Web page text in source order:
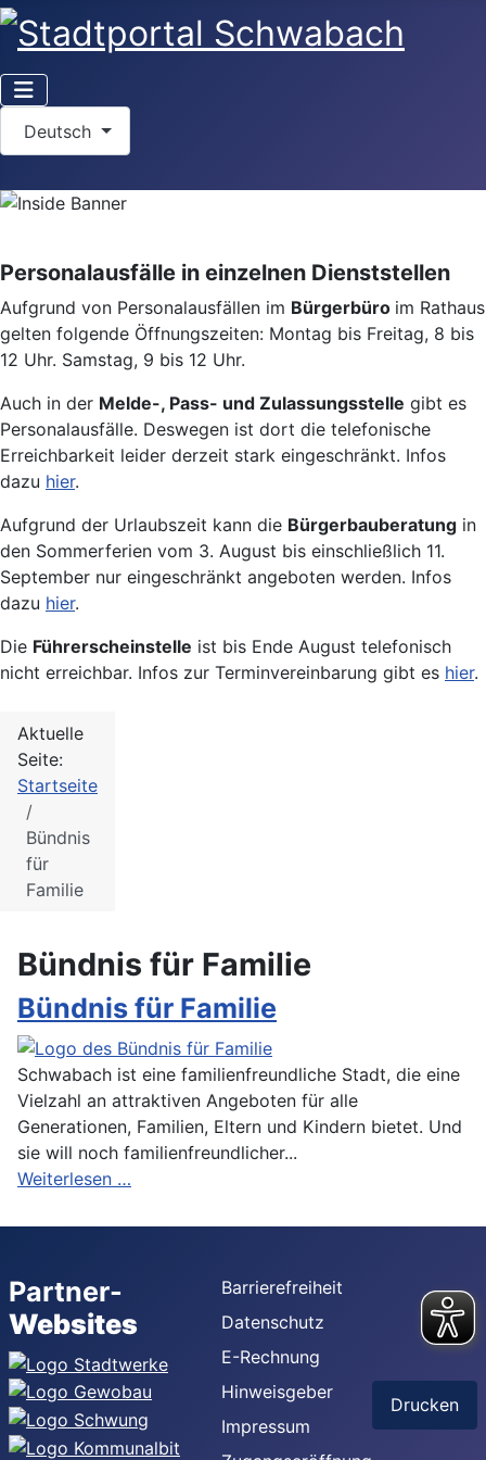
Deutsch
Personalausfälle in einzelnen Dienststellen
Aufgrund von Personalausfällen im Bürgerbüro im Rathaus
gelten folgende Öffnungszeiten: Montag bis Freitag, 8 bis
12 Uhr. Samstag, 9 bis 12 Uhr.
Auch in der Melde-, Pass- und Zulassungsstelle gibt es
Personalausfälle. Deswegen ist dort die telefonische
Erreichbarkeit leider derzeit stark eingeschränkt. Infos
dazu hier.
Aufgrund der Urlaubszeit kann die Bürgerbauberatung in
den Sommerferien vom 3. August bis einschließlich 11.
September nur eingeschränkt angeboten werden. Infos
dazu hier.
Die Führerscheinstelle ist bis Ende August telefonisch
nicht erreichbar. Infos zur Terminvereinbarung gibt es hier.
Aktuelle
Seite:
Startseite
Bündnis
für
Familie
Bündnis für Familie
Bündnis für Familie
Schwabach ist eine familienfreundliche Stadt, die eine
Vielzahl an attraktiven Angeboten für alle
Generationen, Familien, Eltern und Kindern bietet. Und
sie will noch familienfreundlicher...
Weiterlesen …
Partner-
Websites
Barrierefreiheit
Datenschutz
E-Rechnung
Hinweisgeber
Impressum
Drucken